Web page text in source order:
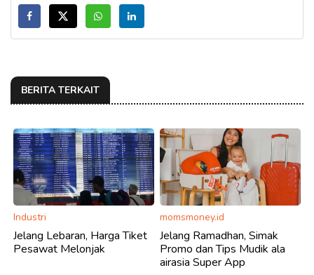
BERITA TERKAIT
Industri
Jelang Lebaran, Harga Tiket
Pesawat Melonjak
momsmoney.id
Jelang Ramadhan, Simak
Promo dan Tips Mudik ala
airasia Super App